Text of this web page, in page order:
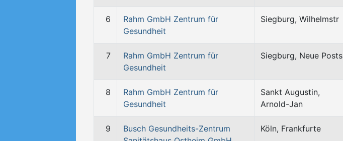
6
Rahm GmbH Zentrum für
Gesundheit
Siegburg, Wilhelmstr
7
Rahm GmbH Zentrum für
Gesundheit
Siegburg, Neue Posts
8
Rahm GmbH Zentrum für
Gesundheit
Sankt Augustin,
Arnold-Jan
9
Busch Gesundheits-Zentrum
Köln, Frankfurte